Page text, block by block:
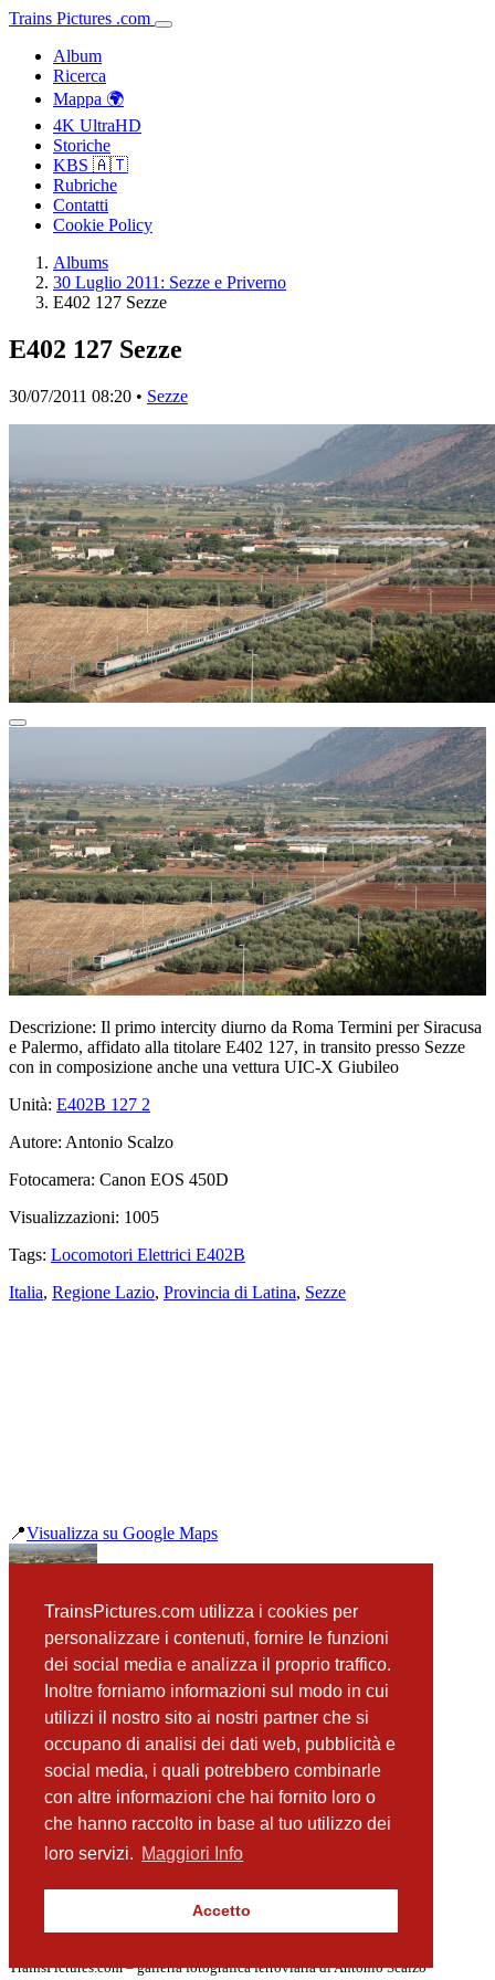
TrainsPictures.com utilizza i cookies per
personalizzare i contenuti, fornire le funzioni
dei social media e analizza il proprio traffico.
Inoltre forniamo informazioni sul modo in cui
utilizzi il nostro sito ai nostri partner che si
occupano di analisi dei dati web, pubblicità e
social media, i quali potrebbero combinarle
con altre informazioni che hai fornito loro o
che hanno raccolto in base al tuo utilizzo dei
loro servizi. Maggiori Info
Accetto
Trains Pictures .com
Album
Ricerca
Mappa 🌍
4K UltraHD
Storiche
KBS 🇦🇹
Rubriche
Contatti
Cookie Policy
Albums
30 Luglio 2011: Sezze e Priverno
E402 127 Sezze
E402 127 Sezze
30/07/2011 08:20 • Sezze
Descrizione: Il primo intercity diurno da Roma Termini per Siracusa
e Palermo, affidato alla titolare E402 127, in transito presso Sezze
con in composizione anche una vettura UIC-X Giubileo
Unità: E402B 127 2
Autore: Antonio Scalzo
Fotocamera: Canon EOS 450D
Visualizzazioni: 1005
Tags: Locomotori Elettrici E402B
Italia, Regione Lazio, Provincia di Latina, Sezze
📍Visualizza su Google Maps
precedente
successiva
E656 070 espresso auto al seguito Sezze
📸 Fotografie scattate nei dintorniVedi tutte ➔
E402 133 e E656 Priverno
(60 m)
ETR 500 Priverno
E464 189 Sezze
TrainsPictures.com – galleria fotografica ferroviaria di Antonio Scalzo